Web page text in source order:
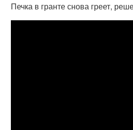
Печка в гранте снова греет,